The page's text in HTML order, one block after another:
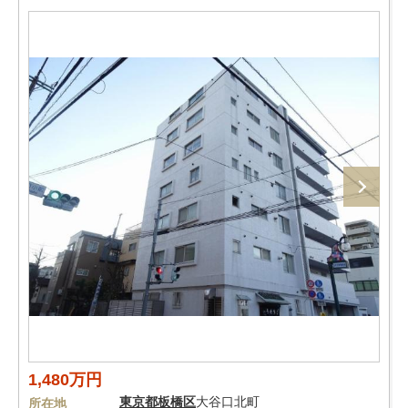
1,480万円
所在地 東京都板橋区大谷口北町